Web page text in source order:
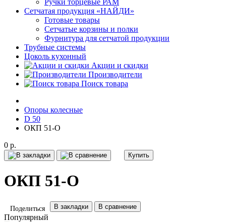
Ручки торцевые РАМ
Сетчатая продукция «НАЙДИ»
Готовые товары
Сетчатые корзины и полки
Фурнитура для сетчатой продукции
Трубные системы
Цоколь кухонный
Акции и скидки
Производители
Поиск товара
Опоры колесные
D 50
ОКП 51-О
0 р.
Купить
ОКП 51-О
Поделиться В закладки В сравнение
Популярный